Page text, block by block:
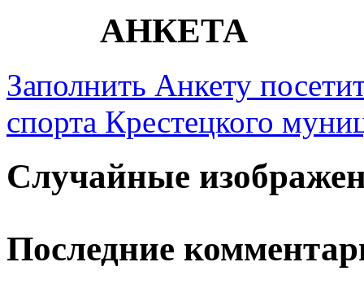
АНКЕТА
Заполнить Анкету
спорта Крестецкого
Случайные
Последние